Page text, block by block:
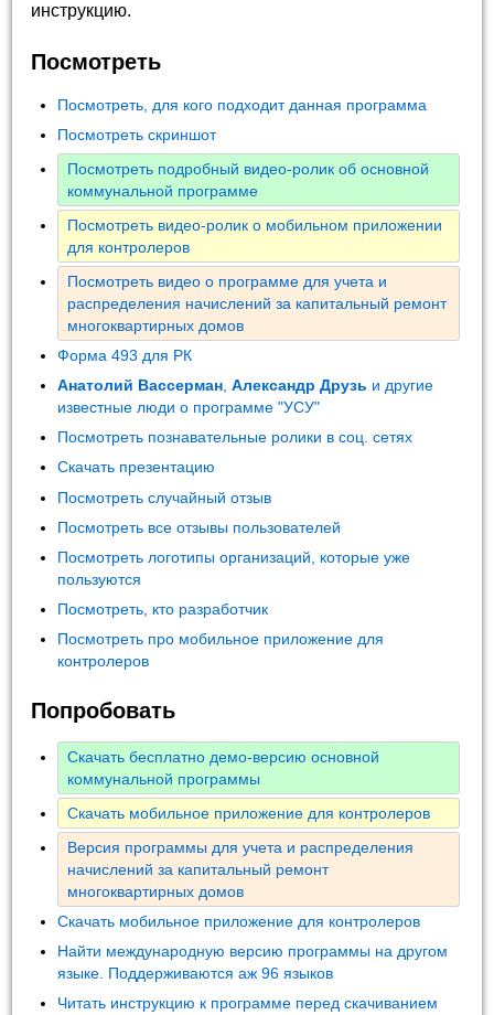
инструкцию.
Посмотреть
Посмотреть, для кого подходит данная программа
Посмотреть скриншот
Посмотреть подробный видео-ролик об основной
коммунальной программе
Посмотреть видео-ролик о мобильном приложении
для контролеров
Посмотреть видео о программе для учета и
распределения начислений за капитальный ремонт
многоквартирных домов
Форма 493 для РК
Анатолий Вассерман ,Александр Друзь и другие
известные люди о программе "УСУ"
Посмотреть познавательные ролики в соц. сетях
Скачать презентацию
Посмотреть случайный отзыв
Посмотреть все отзывы пользователей
Посмотреть логотипы организаций, которые уже
пользуются
Посмотреть, кто разработчик
Посмотреть про мобильное приложение для
контролеров
Попробовать
Скачать бесплатно демо-версию основной
коммунальной программы
Скачать мобильное приложение для контролеров
Версия программы для учета и распределения
начислений за капитальный ремонт
многоквартирных домов
Скачать мобильное приложение для контролеров
Найти международную версию программы на другом
языке. Поддерживаются аж 96 языков
Читать инструкцию к программе перед скачиванием